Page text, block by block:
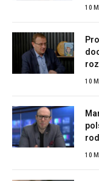
10
10
10